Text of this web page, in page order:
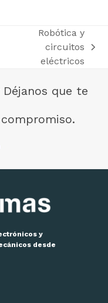
post:
Robótica y
circuitos
eléctricos
Déjanos que te
y
desde